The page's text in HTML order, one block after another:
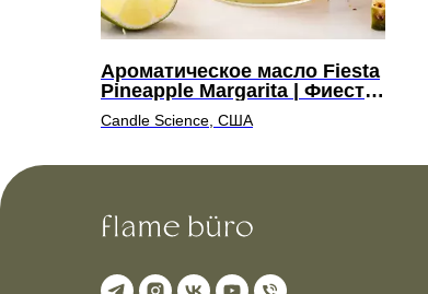
Ароматическое масло Fiesta
Pineapple Margarita | Фиеста
с ананасовой маргаритой
Candle Science, США